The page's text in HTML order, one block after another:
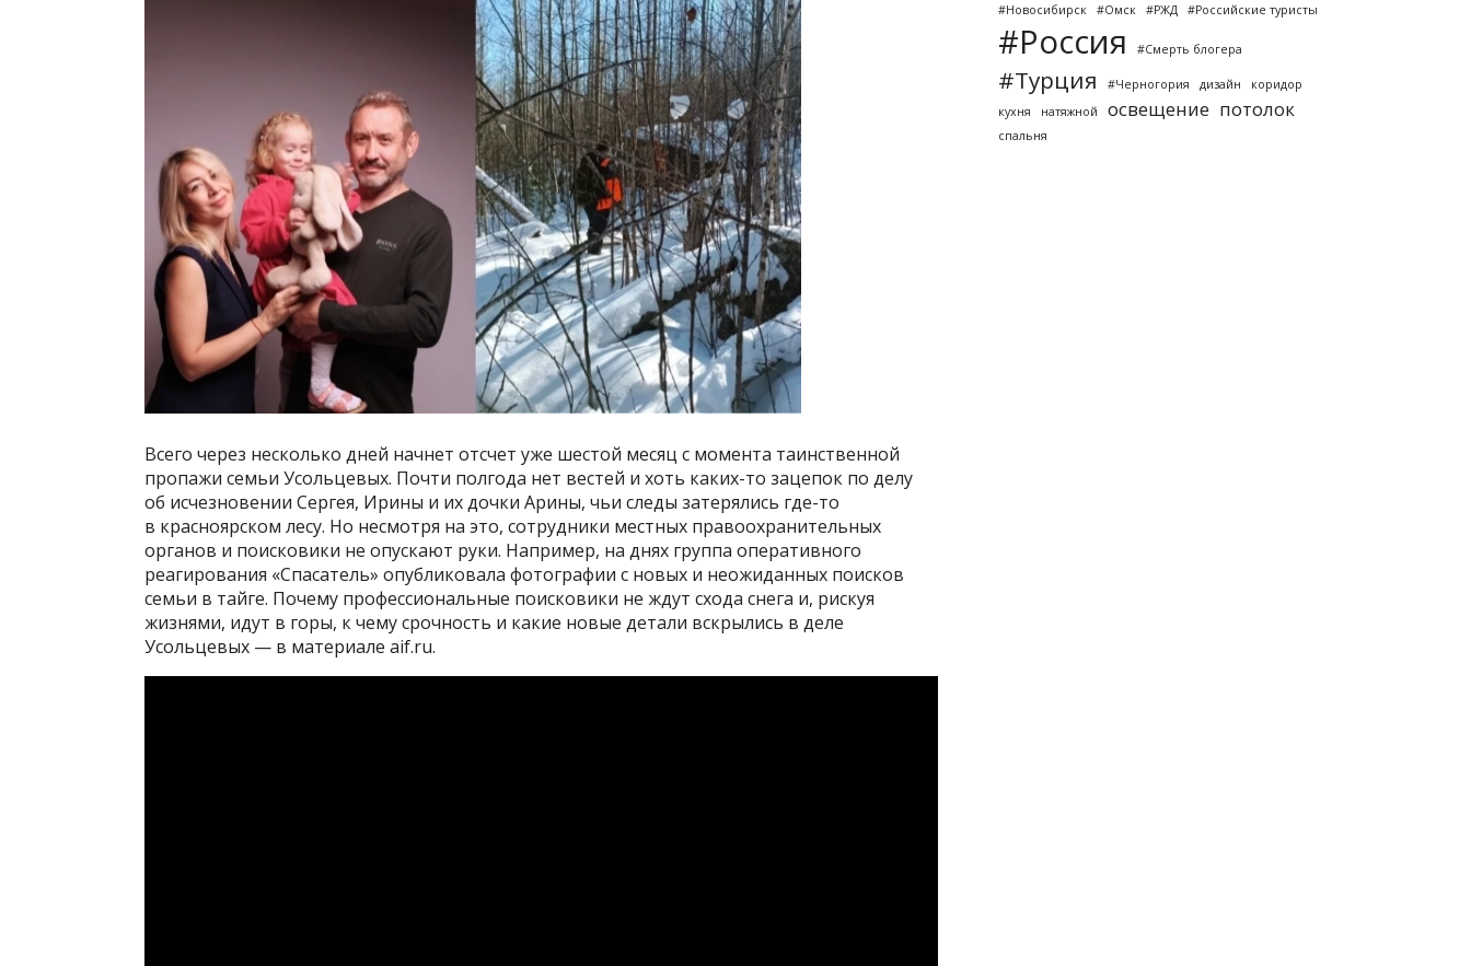
Всего через несколько дней начнет отсчет уже шестой месяц с момента таинственной
пропажи семьи Усольцевых. Почти полгода нет вестей и хоть каких-то зацепок по делу
об исчезновении Сергея, Ирины и их дочки Арины, чьи следы затерялись где-то
в красноярском лесу. Но несмотря на это, сотрудники местных правоохранительных
органов и поисковики не опускают руки. Например, на днях группа оперативного
реагирования «Спасатель» опубликовала фотографии с новых и неожиданных поисков
семьи в тайге. Почему профессиональные поисковики не ждут схода снега и, рискуя
жизнями, идут в горы, к чему срочность и какие новые детали вскрылись в деле
Усольцевых — в материале aif.ru.
#Новосибирск
#Омск #РЖД #Российские туристы
#Россия #Смерть блогера
#Турция #Черногория дизайн
коридор
кухня
натяжной освещение потолок
спальня